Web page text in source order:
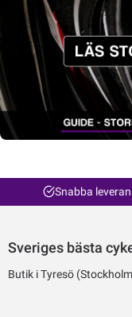
Snabba
Sveriges bästa
Butik i Tyresö